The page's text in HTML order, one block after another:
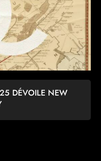
DÉVOILE NEW